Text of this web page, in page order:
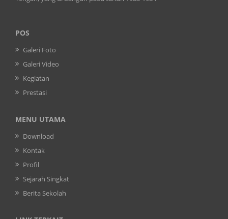
POS
Galeri Foto
Galeri Video
Kegiatan
Prestasi
MENU UTAMA
Download
Kontak
Profil
Sejarah Singkat
Berita Sekolah